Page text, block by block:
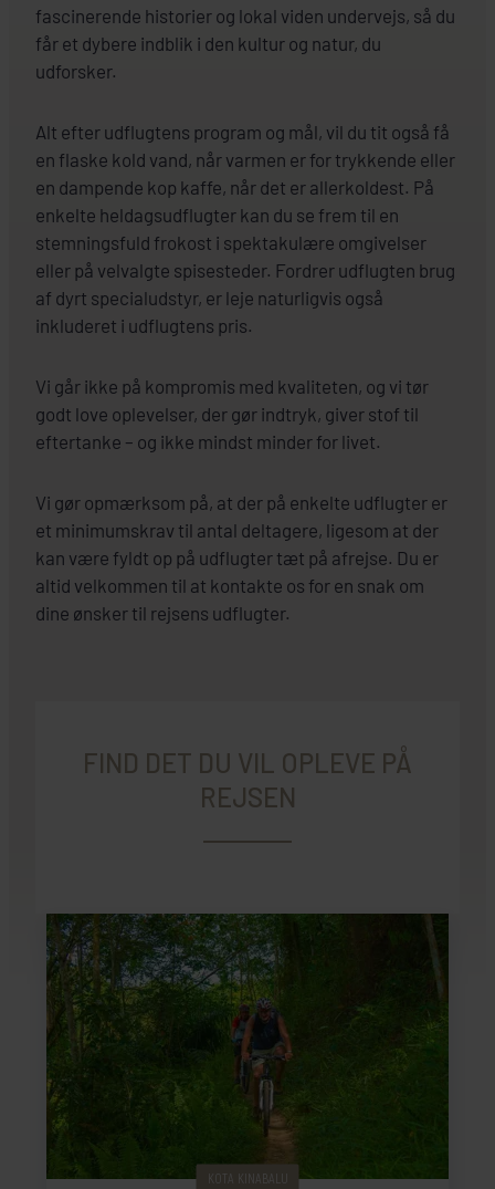
fascinerende historier og lokal viden undervejs, så du
får et dybere indblik i den kultur og natur, du
udforsker.
Alt efter udflugtens program og mål, vil du tit også få
en flaske kold vand, når varmen er for trykkende eller
en dampende kop kaffe, når det er allerkoldest. På
enkelte heldagsudflugter kan du se frem til en
stemningsfuld frokost i spektakulære omgivelser
eller på velvalgte spisesteder. Fordrer udflugten brug
af dyrt specialudstyr, er leje naturligvis også
inkluderet i udflugtens pris.
Vi går ikke på kompromis med kvaliteten, og vi tør
godt love oplevelser, der gør indtryk, giver stof til
eftertanke – og ikke mindst minder for livet.
Vi gør opmærksom på, at der på enkelte udflugter er
et minimumskrav til antal deltagere, ligesom at der
kan være fyldt op på udflugter tæt på afrejse. Du er
altid velkommen til at kontakte os for en snak om
dine ønsker til rejsens udflugter.
FIND DET DU VIL OPLEVE PÅ
REJSEN
KOTA KINABALU